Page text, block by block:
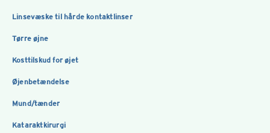
Linsevæske til hårde kontaktlinser
Tørre øjne
Kosttilskud for øjet
Øjenbetændelse
Mund/tænder
Kataraktkirurgi